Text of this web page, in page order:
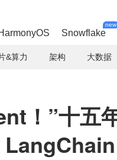
Snowflake
new
&算力 架构 大数据
！”十五